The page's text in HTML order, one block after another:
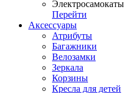
Электросамокаты
Перейти
Аксессуары
Атрибуты
Багажники
Велозамки
Зеркала
Корзины
Кресла для детей